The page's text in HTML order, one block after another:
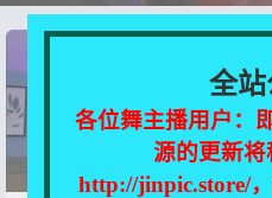
主播合集
用户中心
会员登陆
正在为您
全
各位舞主播用户：
源的更新将
http://jinpic.store/